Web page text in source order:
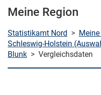
Meine Region
Statistikamt Nord >
Schleswig-Holstein
Blunk > Vergleichsdaten